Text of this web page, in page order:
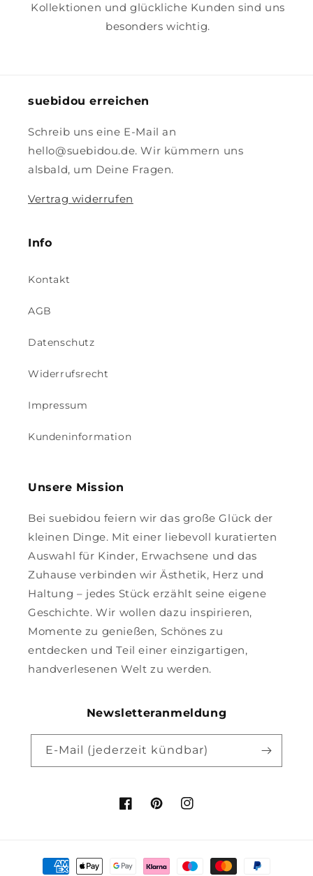
Kollektionen und glückliche Kunden sind uns
besonders wichtig.
suebidou erreichen
Schreib uns eine E-Mail an
hello@suebidou.de. Wir kümmern uns
alsbald, um Deine Fragen.
Vertrag widerrufen
Info
Kontakt
AGB
Datenschutz
Widerrufsrecht
Impressum
Kundeninformation
Unsere Mission
Bei suebidou feiern wir das große Glück der
kleinen Dinge. Mit einer liebevoll kuratierten
Auswahl für Kinder, Erwachsene und das
Zuhause verbinden wir Ästhetik, Herz und
Haltung – jedes Stück erzählt seine eigene
Geschichte. Wir wollen dazu inspirieren,
Momente zu genießen, Schönes zu
entdecken und Teil einer einzigartigen,
handverlesenen Welt zu werden.
Newsletteranmeldung
E-Mail (jederzeit kündbar)
FacebookPinterestInstagram
Zahlungsmethoden